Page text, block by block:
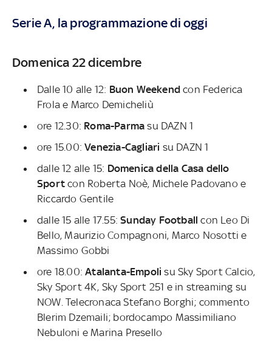
Serie A, la programmazione di oggi
Domenica 22 dicembre
Dalle 10 alle 12: Buon Weekend con Federica
Frola e Marco Demicheliù
ore 12.30: Roma-Parmasu DAZN 1
ore 15.00:Venezia-Cagliari su DAZN 1
dalle 12 alle 15: Domenica della Casa dello
Sport con Roberta Noè, Michele Padovano e
Riccardo Gentile
dalle 15 alle 17.55:Sunday Football con Leo Di
Bello, Maurizio Compagnoni, Marco Nosotti e
Massimo Gobbi
ore 18.00:Atalanta-Empoli su Sky Sport Calcio,
Sky Sport 4K, Sky Sport 251 e in streaming su
NOW. Telecronaca Stefano Borghi; commento
Blerim Dzemaili; bordocampo Massimiliano
Nebuloni e Marina Presello